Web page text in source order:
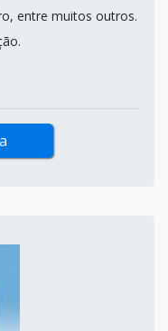
entre muitos outros.